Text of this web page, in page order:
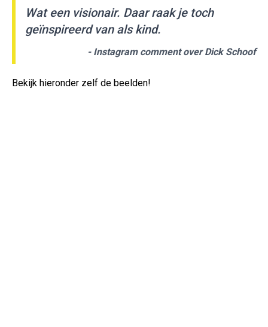
Wat een visionair. Daar raak je toch
geïnspireerd van als kind.
- Instagram comment over Dick Schoof
Bekijk hieronder zelf de beelden!